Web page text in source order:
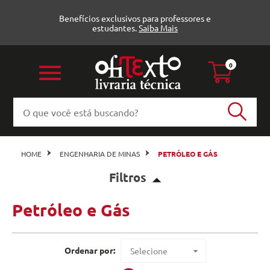
Benefícios exclusivos para professores e
estudantes. Saiba Mais
0
HOME ENGENHARIA DE MINAS PETRÓLEO E GÁS
Filtros
Petróleo e Gás (30)
Baraúna (1)
Petróleo e Gás
Ordenar por: Selecione